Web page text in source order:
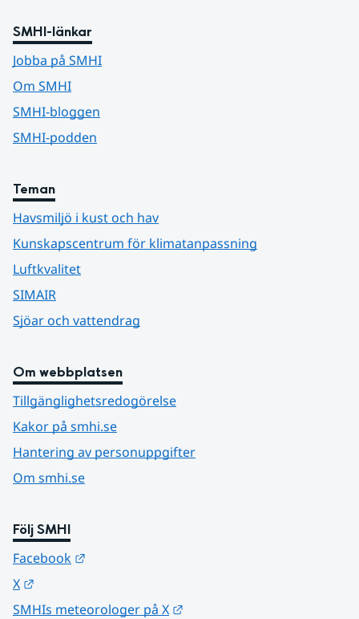
SMHI-länkar
Jobba på SMHI
Om SMHI
SMHI-bloggen
SMHI-podden
Teman
Havsmiljö i kust och hav
Kunskapscentrum för klimatanpassning
Luftkvalitet
SIMAIR
Sjöar och vattendrag
Om webbplatsen
Tillgänglighetsredogörelse
Kakor på smhi.se
Hantering av personuppgifter
Om smhi.se
Följ SMHI
Facebook
X
SMHIs meteorologer på X